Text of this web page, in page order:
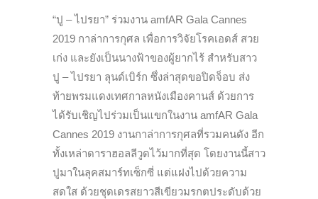
“ปู – ไปรยา” ร่วมงาน amfAR Gala Cannes
2019 กาล่าการกุศล เพื่อการวิจัยโรคเอดส์ สวย
เก่ง และยังเป็นนางฟ้าของผู้ยากไร้ สำหรับสาว
ปู – ไปรยา ลุนด์เบิร์ก ซึ่งล่าสุดขอปิดจ็อบ ส่ง
ท้ายพรมแดงเทศกาลหนังเมืองคานส์ ด้วยการ
ได้รับเชิญไปร่วมเป็นแขกในงาน amfAR Gala
Cannes 2019 งานกาล่าการกุศลที่รวมคนดัง อีก
ทั้งเหล่าดาราฮอลลีวูดไว้มากที่สุด โดยงานนี้สาว
ปูมาในลุคสมาร์ทเซ็กซี่ แต่แฝงไปด้วยความ
สดใส ด้วยชุดเดรสยาวสีเขียวมรกตประดับด้วย